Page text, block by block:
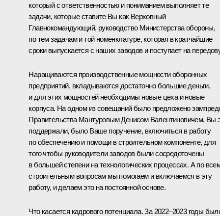
который с ответственностью и пониманием выполняет те
задачи, которые ставите Вы как Верховный
Главнокомандующий, руководство Министерства обороны,
по тем задачам и той номенклатуре, которая в кратчайшие
сроки выпускается с наших заводов и поступает на
Наращиваются производственные мощности оборонных
предприятий, вкладываются достаточно большие деньги,
и для этих мощностей необходимы новые цеха и новые
корпуса. На одном из совещаний было предложено
Правительства МантуровымДенисом Валентиновичем, Вы
поддержали, было Ваше поручение, включиться в работу
по обеспечению и помощи в строительном компоненте, для
того чтобы руководители заводов были сосредоточены
в большей степени на технологических процессах. А по
строительным вопросам мы помогаем и включаемся в эту
работу, и делаем это на постоянной основе.
Что касается кадрового потенциала. За 2022–2023 годы